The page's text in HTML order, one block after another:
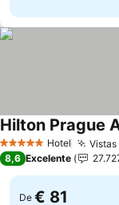
5 Estrelas Hotel Vistas
Hilton Prague
8,6 Excelente
De € 81